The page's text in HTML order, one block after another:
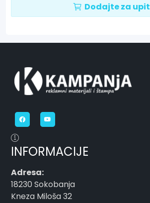
Dodajte za upit
INFORMACIJE
Adresa:
18230 Sokobanja
Kneza Miloša 32